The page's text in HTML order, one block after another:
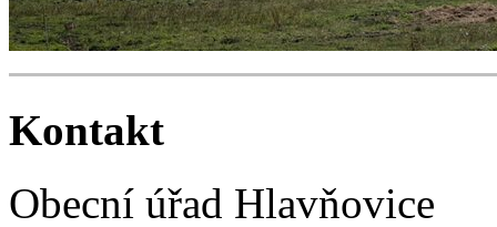
Kontakt
Obecní úřad Hlavňovice